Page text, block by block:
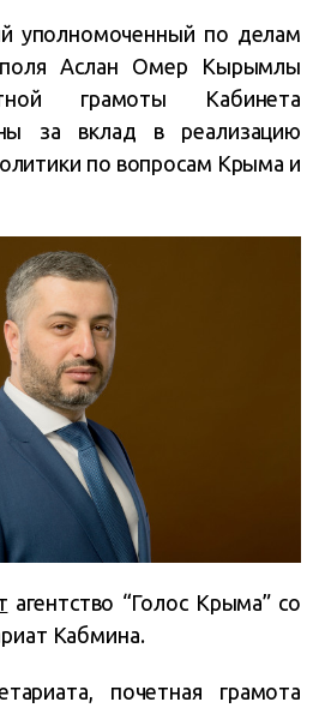
уполномоченный по делам
Аслан Омер Кырымлы
грамоты Кабинета
за вклад в реализацию
по вопросам Крыма и
агентство “Голос Крыма” со
Кабмина.
почетная грамота